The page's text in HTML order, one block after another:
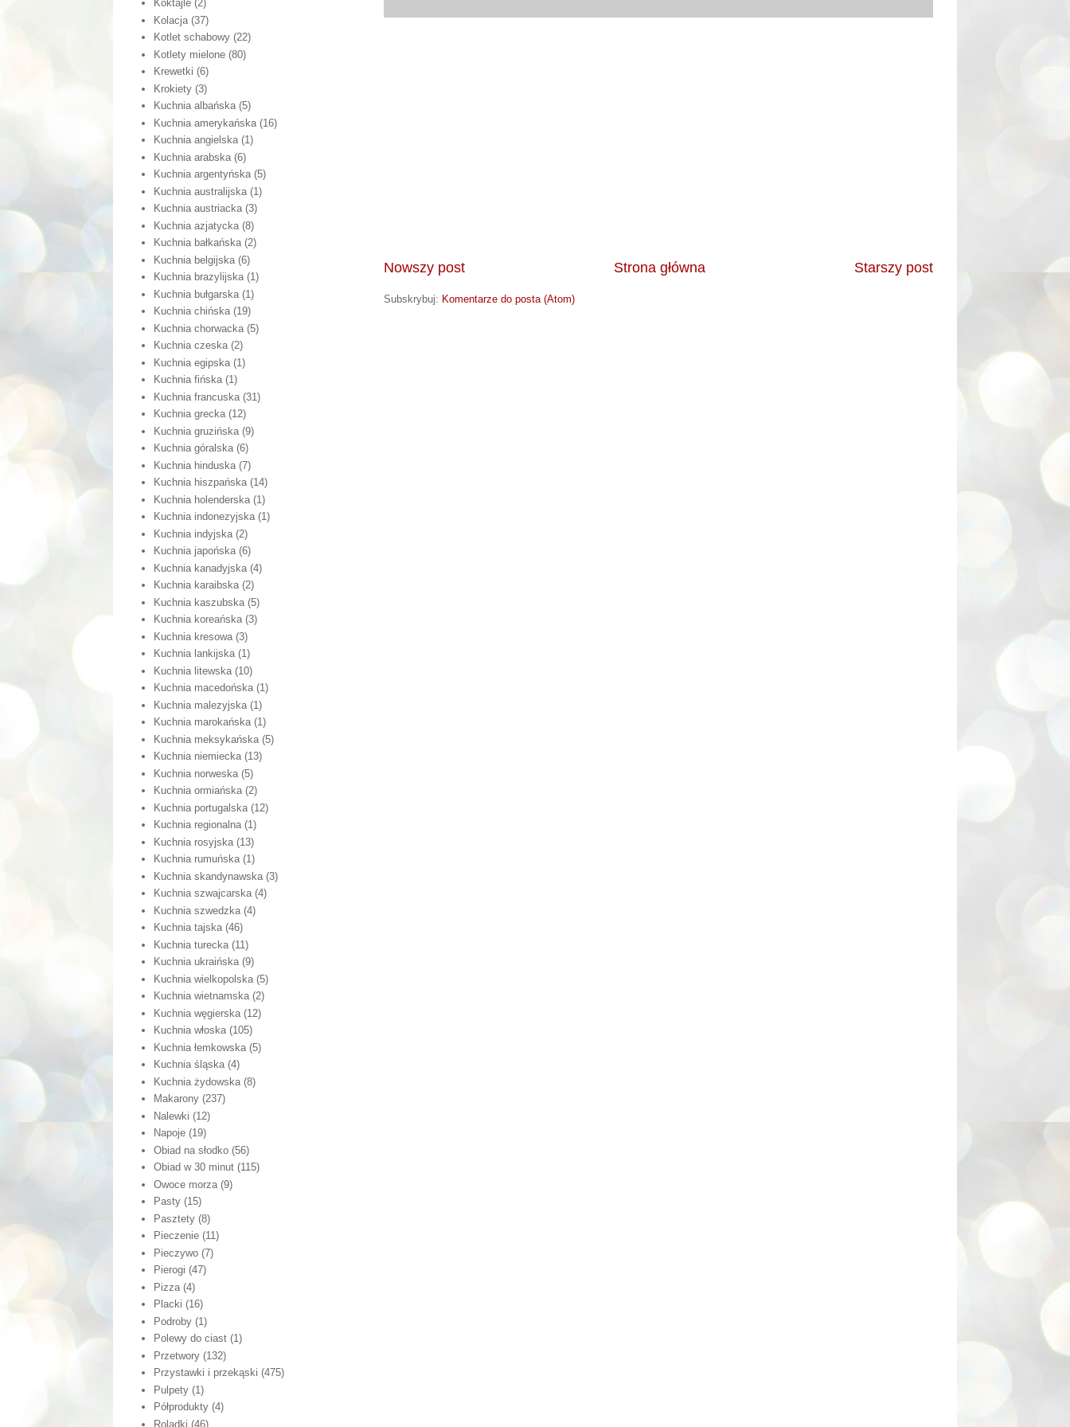
Nowszy post Starszy post
Strona główna
Subskrybuj: Komentarze do posta (Atom)
Koktajle (2)
Kolacja (37)
Kotlet schabowy (22)
Kotlety mielone (80)
Krewetki (6)
Krokiety (3)
Kuchnia albańska (5)
Kuchnia amerykańska (16)
Kuchnia angielska (1)
Kuchnia arabska (6)
Kuchnia argentyńska (5)
Kuchnia australijska (1)
Kuchnia austriacka (3)
Kuchnia azjatycka (8)
Kuchnia bałkańska (2)
Kuchnia belgijska (6)
Kuchnia brazylijska (1)
Kuchnia bułgarska (1)
Kuchnia chińska (19)
Kuchnia chorwacka (5)
Kuchnia czeska (2)
Kuchnia egipska (1)
Kuchnia fińska (1)
Kuchnia francuska (31)
Kuchnia grecka (12)
Kuchnia gruzińska (9)
Kuchnia góralska (6)
Kuchnia hinduska (7)
Kuchnia hiszpańska (14)
Kuchnia holenderska (1)
Kuchnia indonezyjska (1)
Kuchnia indyjska (2)
Kuchnia japońska (6)
Kuchnia kanadyjska (4)
Kuchnia karaibska (2)
Kuchnia kaszubska (5)
Kuchnia koreańska (3)
Kuchnia kresowa (3)
Kuchnia lankijska (1)
Kuchnia litewska (10)
Kuchnia macedońska (1)
Kuchnia malezyjska (1)
Kuchnia marokańska (1)
Kuchnia meksykańska (5)
Kuchnia niemiecka (13)
Kuchnia norweska (5)
Kuchnia ormiańska (2)
Kuchnia portugalska (12)
Kuchnia regionalna (1)
Kuchnia rosyjska (13)
Kuchnia rumuńska (1)
Kuchnia skandynawska (3)
Kuchnia szwajcarska (4)
Kuchnia szwedzka (4)
Kuchnia tajska (46)
Kuchnia turecka (11)
Kuchnia ukraińska (9)
Kuchnia wielkopolska (5)
Kuchnia wietnamska (2)
Kuchnia węgierska (12)
Kuchnia włoska (105)
Kuchnia łemkowska (5)
Kuchnia śląska (4)
Kuchnia żydowska (8)
Makarony (237)
Nalewki (12)
Napoje (19)
Obiad na słodko (56)
Obiad w 30 minut (115)
Owoce morza (9)
Pasty (15)
Pasztety (8)
Pieczenie (11)
Pieczywo (7)
Pierogi (47)
Pizza (4)
Placki (16)
Podroby (1)
Polewy do ciast (1)
Przetwory (132)
Przystawki i przekąski (475)
Pulpety (1)
Półprodukty (4)
Roladki (46)